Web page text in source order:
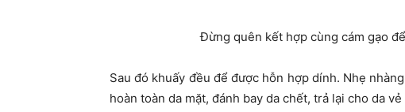
Đừng quên kết hợp cùng cám gạo
Sau đó khuấy đều để được hỗn hợp dính. Nhẹ
hoàn toàn da mặt, đánh bay da chết, trả lại cho da